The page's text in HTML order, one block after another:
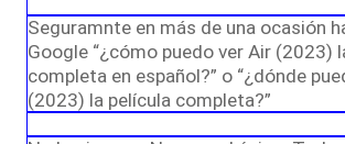
Seguramnte en más de una ocasión
Google “¿cómo puedo ver Air (2023)
completa en español?” o “¿dónde
(2023) la película completa?”